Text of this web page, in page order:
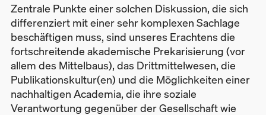
Zentrale Punkte einer solchen Diskussion, die sich
differenziert mit einer sehr komplexen Sachlage
beschäftigen muss, sind unseres Erachtens die
fortschreitende akademische Prekarisierung (vor
allem des Mittelbaus), das Drittmittelwesen, die
Publikationskultur(en) und die Möglichkeiten einer
nachhaltigen Academia, die ihre soziale
Verantwortung gegenüber der Gesellschaft wie